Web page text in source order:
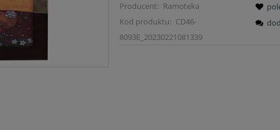
Producent: Ramoteka
Kod produktu: CD46-
8093E_20230221081339